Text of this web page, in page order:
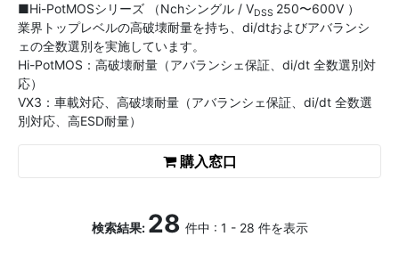
■Hi-PotMOSシリーズ （Nchシングル / VDSS 250〜600V ）
業界トップレベルの高破壊耐量を持ち、di/dtおよびアバランシ
ェの全数選別を実施しています。
Hi-PotMOS：高破壊耐量（アバランシェ保証、di/dt 全数選別対
応）
VX3：車載対応、高破壊耐量（アバランシェ保証、di/dt 全数選
別対応、高ESD耐量）
購入窓口
検索結果: 28 件中 : 1 - 28 件を表示